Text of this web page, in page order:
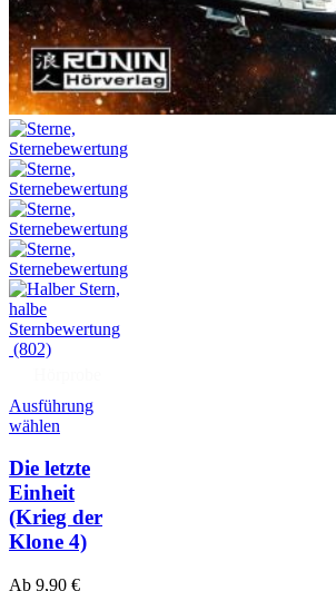
(802)
Ausführung
wählen
Die letzte
Einheit
(Krieg der
Klone 4)
Ab 9,90 €